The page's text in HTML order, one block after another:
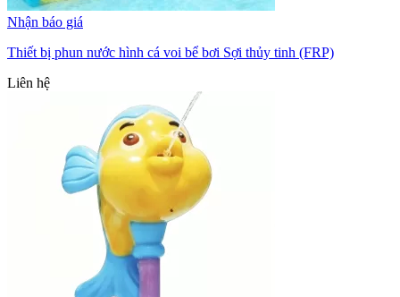
Nhận báo giá
Thiết bị phun nước hình cá voi bể bơi Sợi thủy tinh (FRP)
Liên hệ